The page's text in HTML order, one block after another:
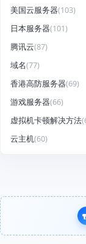
美国云服务器(103)
日本服务器(101)
腾讯云(87)
域名(77)
香港高防服务器(69)
游戏服务器(66)
虚拟机卡顿解决方法
云主机(60)